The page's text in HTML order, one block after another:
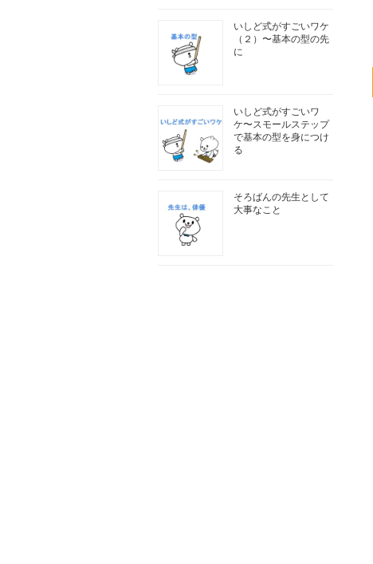
いしど式がすごいワケ
（２）〜基本の型の先
に
いしど式がすごいワ
ケ〜スモールステップ
で基本の型を身につけ
る
そろばんの先生として
大事なこと